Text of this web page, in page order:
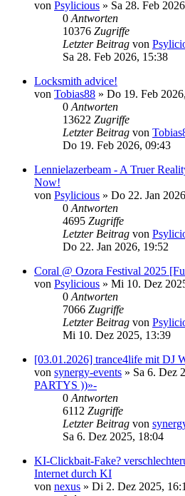
von Psylicious » Sa 28. Feb
0 Antworten
10376 Zugriffe
Letzter Beitrag von
Sa 28. Feb 2026, 15:38
Locksmith advice!
von Tobias88 » Do 19. Feb
0 Antworten
13622 Zugriffe
Letzter Beitrag von
Do 19. Feb 2026, 09:43
Lennielazerbeam - A Truer
Now!
von Psylicious » Do 22. Jan
0 Antworten
4695 Zugriffe
Letzter Beitrag von
Do 22. Jan 2026, 19:52
Coral @ Ozora Festival 2025
von Psylicious » Mi 10. Dez
0 Antworten
7066 Zugriffe
Letzter Beitrag von
Mi 10. Dez 2025, 13:39
[03.01.2026] trance4life mit DJ
von synergy-events » Sa 6. Dez
PARTYS ))»-
0 Antworten
6112 Zugriffe
Letzter Beitrag von
Sa 6. Dez 2025, 18:04
KI-Clickbait-Fake?
Internet durch KI
von nexus » Di 2. Dez 2025,